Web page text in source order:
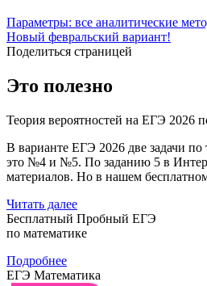
Параметры: все аналитические
Новый февральский вариант!
Поделиться страницей
Это полезно
Теория вероятностей на ЕГЭ 2026
В варианте ЕГЭ 2026 две задачи
это №4 и №5. По заданию 5 в
материалов. Но в нашем
Читать далее
Бесплатный Пробный ЕГЭ
по математике
Подробнее
ЕГЭ Математика